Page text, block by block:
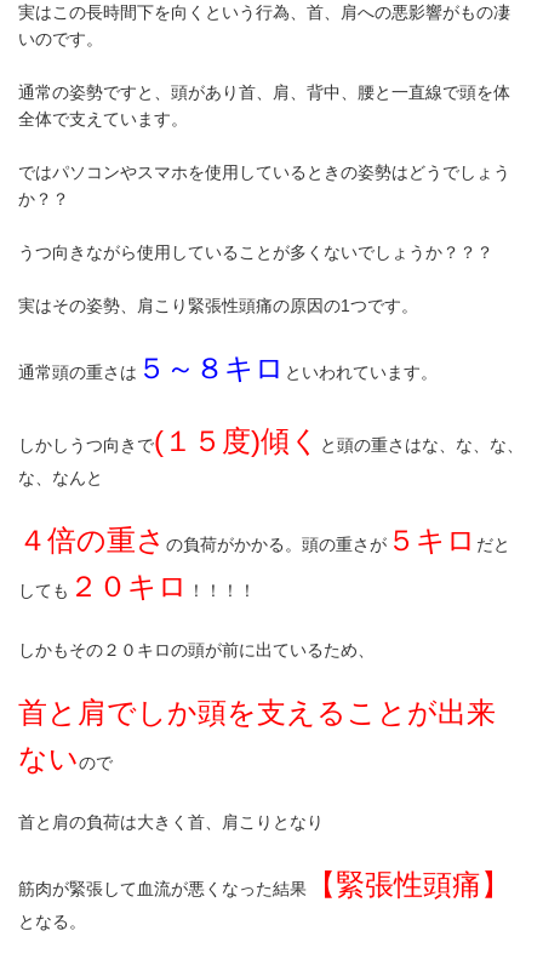
実はこの長時間下を向くという行為、首、肩への悪影響がもの凄
いのです。
通常の姿勢ですと、頭があり首、肩、背中、腰と一直線で頭を体
全体で支えています。
ではパソコンやスマホを使用しているときの姿勢はどうでしょう
か？？
うつ向きながら使用していることが多くないでしょうか？？？
実はその姿勢、肩こり緊張性頭痛の原因の1つです。
通常頭の重さは ５～８キロ といわれています。
しかしうつ向きで(１５度)傾く
と頭の重さはな、な、な、
な、なんと
４倍の重さ の負荷がかかる。頭の重さが ５キロ だと
しても ２０キロ ！！！！
しかもその２０キロの頭が前に出ているため、
首と肩でしか頭を支えることが出来
ないので
首と肩の負荷は大きく首、肩こりとなり
筋肉が緊張して血流が悪くなった結果 【緊張性頭痛】
となる。